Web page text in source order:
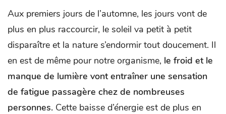
Aux premiers jours de l’automne, les jours vont de
plus en plus raccourcir, le soleil va petit à petit
disparaître et la nature s’endormir tout doucement. Il
en est de même pour notre organisme, le froid et le
manque de lumière vont entraîner une sensation
de fatigue passagère chez de nombreuses
personnes. Cette baisse d’énergie est de plus en